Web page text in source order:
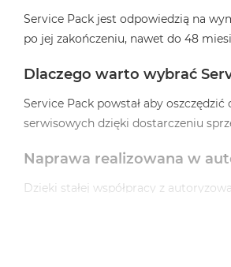
Service Pack jest odpowiedzią na
po jej zakończeniu, nawet do 48
Dlaczego warto wybrać
Service Pack powstał aby
serwisowych dzięki dostarczeniu
Naprawa realizowana w
Dzięki stałej współpracy z